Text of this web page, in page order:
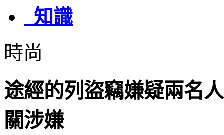
知識
時尚
途經的列盜竊嫌疑兩名
關涉嫌